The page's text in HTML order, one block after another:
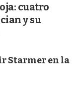
cuatro
y su
Starmer en la